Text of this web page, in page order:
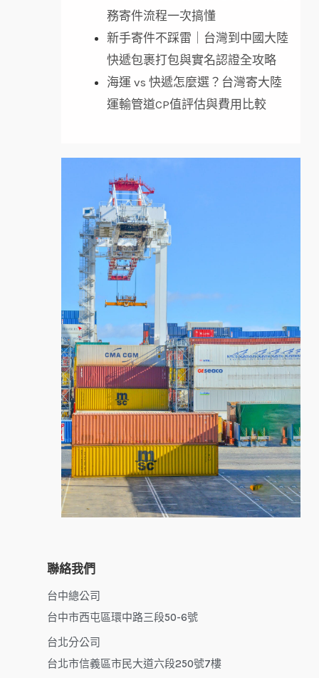
務寄件流程一次搞懂
新手寄件不踩雷｜台灣到中國大陸
快遞包裹打包與實名認證全攻略
海運 vs 快遞怎麼選？台灣寄大陸
運輸管道CP值評估與費用比較
聯絡我們
台中總公司
台中市西屯區環中路三段50-6號
台北分公司
台北市信義區市民大道六段250號7樓